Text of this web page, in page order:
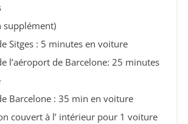
supplément)
Sitges : 5 minutes en voiture
l’aéroport de Barcelone: 25 minutes
Barcelone : 35 min en voiture
couvert à l’ intérieur pour 1 voiture